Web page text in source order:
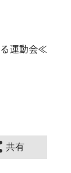
る運動会≪
共有